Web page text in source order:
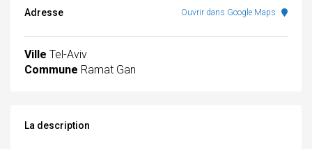
Adresse Ouvrir dans Google Maps
Ville Tel-Aviv
Commune Ramat Gan
La description